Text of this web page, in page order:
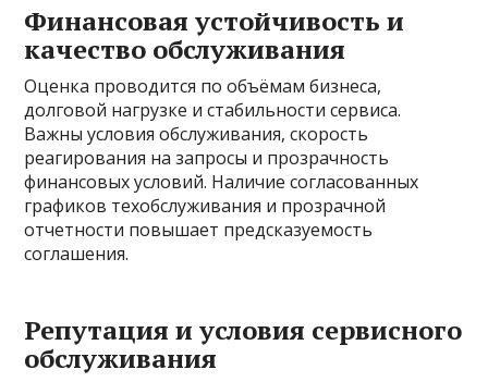
Финансовая устойчивость и
качество обслуживания
Оценка проводится по объёмам бизнеса,
долговой нагрузке и стабильности сервиса.
Важны условия обслуживания, скорость
реагирования на запросы и прозрачность
финансовых условий. Наличие согласованных
графиков техобслуживания и прозрачной
отчетности повышает предсказуемость
соглашения.
Репутация и условия сервисного
обслуживания